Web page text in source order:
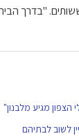
"בדרך
הצפון מגיע מלבנון"
לשוב לבתיהם